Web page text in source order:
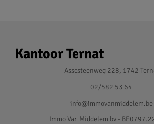
Kantoor Ternat
Assesteenweg 228, 1742
02/582 53 64
info@immovanmiddelem.be
Immo Van Middelem bv -